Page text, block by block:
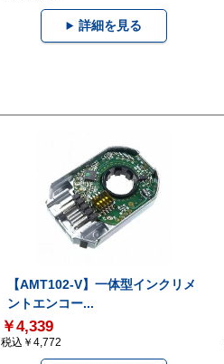
詳細を見る
【AMT102-V】一体型インクリメ
ントエンコー...
￥4,339
税込￥4,772